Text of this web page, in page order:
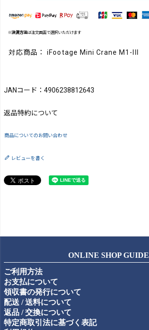
※決済方法は注文画面で選択いただけます
対応商品： iFootage Mini Crane M1-III
JANコード：4906238812643
返品特約について
商品についてのお問い合わせ
レビューを書く
ONLINE SHOP GUIDE
ご利用方法
お支払について
領収書の発行について
配送 / 送料について
返品 / 交換について
特定商取引法に基づく表記